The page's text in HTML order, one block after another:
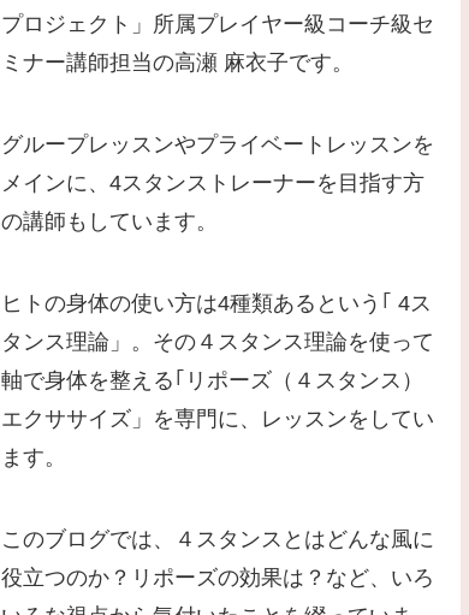
プロジェクト」所属プレイヤー級コーチ級セ
ミナー講師担当の高瀬 麻衣子です。
グループレッスンやプライベートレッスンを
メインに、4スタンストレーナーを目指す方
の講師もしています。
ヒトの身体の使い方は4種類あるという｢ 4ス
タンス理論」。その４スタンス理論を使って
軸で身体を整える｢リポーズ（４スタンス）
エクササイズ」を専門に、レッスンをしてい
ます。
このブログでは、４スタンスとはどんな風に
役立つのか？リポーズの効果は？など、いろ